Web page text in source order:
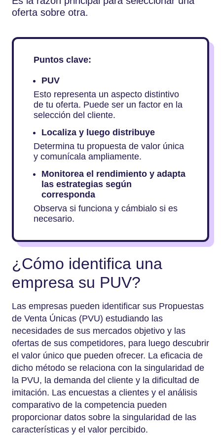
oferta sobre otra.
Puntos clave:
PUV
Esto representa un aspecto distintivo
de tu oferta. Puede ser un factor en la
selección del cliente.
Localiza y luego distribuye
Determina tu propuesta de valor única
y comunícala ampliamente.
Monitorea el rendimiento y adapta
las estrategias según
corresponda
Observa si funciona y cámbialo si es
necesario.
¿Cómo identifica una
empresa su PUV?
Las empresas pueden identificar sus Propuestas
de Venta Únicas (PVU) estudiando las
necesidades de sus mercados objetivo y las
ofertas de sus competidores, para luego descubrir
el valor único que pueden ofrecer. La eficacia de
dicho método se relaciona con la singularidad de
la PVU, la demanda del cliente y la dificultad de
imitación. Las encuestas a clientes y el análisis
comparativo de la competencia pueden
proporcionar datos sobre la singularidad de las
características y el valor percibido.